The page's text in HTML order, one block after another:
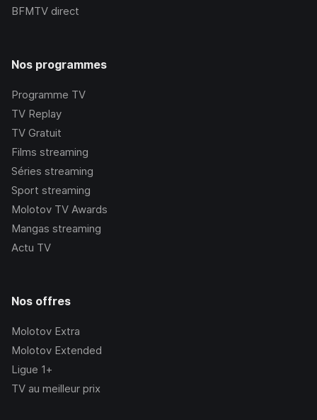
BFMTV direct
Nos programmes
Programme TV
TV Replay
TV Gratuit
Films streaming
Séries streaming
Sport streaming
Molotov TV Awards
Mangas streaming
Actu TV
Nos offres
Molotov Extra
Molotov Extended
Ligue 1+
TV au meilleur prix